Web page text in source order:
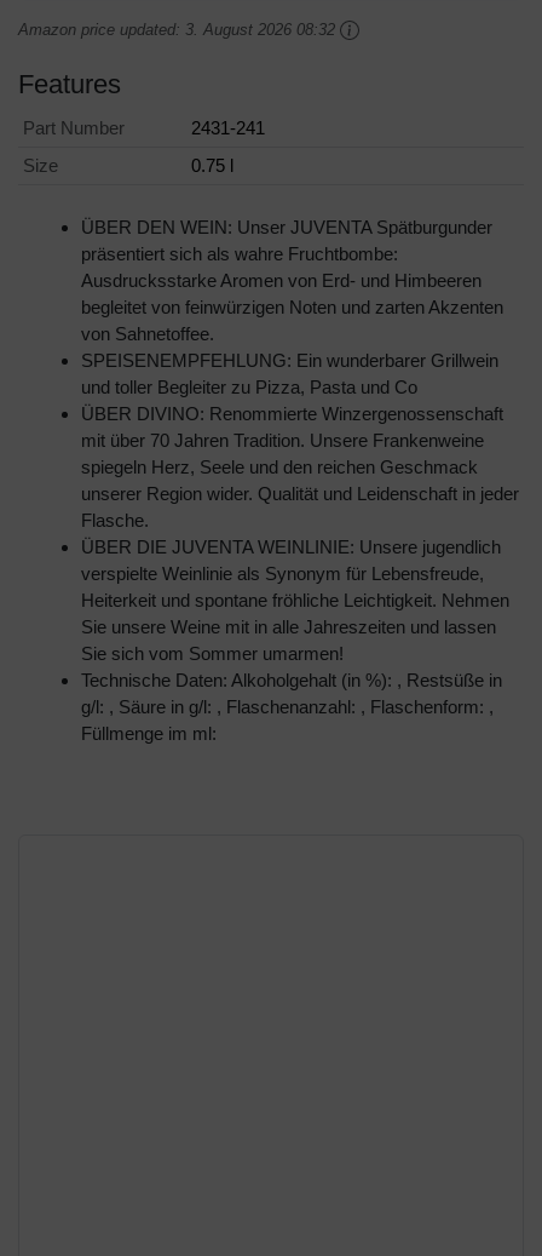
Amazon price updated: 3. August 2026 08:32
Features
Part Number
2431-241
Size
0.75 l
ÜBER DEN WEIN: Unser JUVENTA Spätburgunder
präsentiert sich als wahre Fruchtbombe:
Ausdrucksstarke Aromen von Erd- und Himbeeren
begleitet von feinwürzigen Noten und zarten Akzenten
von Sahnetoffee.
SPEISENEMPFEHLUNG: Ein wunderbarer Grillwein
und toller Begleiter zu Pizza, Pasta und Co
ÜBER DIVINO: Renommierte Winzergenossenschaft
mit über 70 Jahren Tradition. Unsere Frankenweine
spiegeln Herz, Seele und den reichen Geschmack
unserer Region wider. Qualität und Leidenschaft in jeder
Flasche.
ÜBER DIE JUVENTA WEINLINIE: Unsere jugendlich
verspielte Weinlinie als Synonym für Lebensfreude,
Heiterkeit und spontane fröhliche Leichtigkeit. Nehmen
Sie unsere Weine mit in alle Jahreszeiten und lassen
Sie sich vom Sommer umarmen!
Technische Daten: Alkoholgehalt (in %): , Restsüße in
g/l: , Säure in g/l: , Flaschenanzahl: , Flaschenform: ,
Füllmenge im ml: